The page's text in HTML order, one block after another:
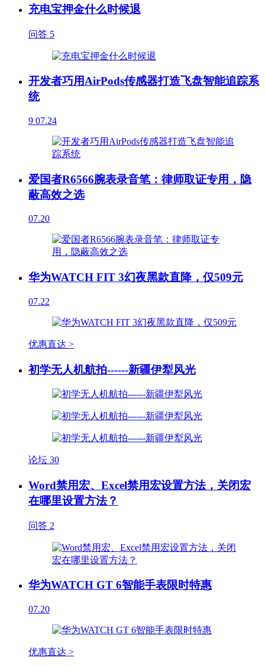
充电宝押金什么时候退
问答 5
开发者巧用AirPods传感器打造飞盘智能追踪系
统
9 07.24
爱国者R6566腕表录音笔：律师取证专用，隐
蔽高效之选
07.20
华为WATCH FIT 3幻夜黑款直降，仅509元
07.22
优惠直达 >
初学无人机航拍------新疆伊犁风光
论坛 30
Word禁用宏、Excel禁用宏设置方法，关闭宏
在哪里设置方法？
问答 2
华为WATCH GT 6智能手表限时特惠
07.20
优惠直达 >